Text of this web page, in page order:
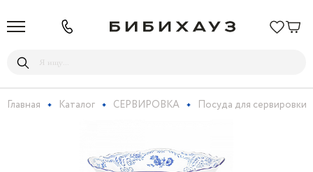
Главная Каталог СЕРВИРОВКА Посуда для сервировки